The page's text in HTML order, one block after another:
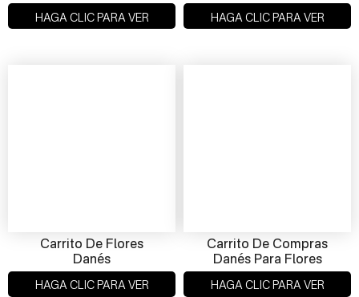
HAGA CLIC PARA VER HAGA CLIC PARA VER
Carrito De Flores
Danés
HAGA CLIC PARA VER
Carrito De Compras
Danés Para Flores
HAGA CLIC PARA VER